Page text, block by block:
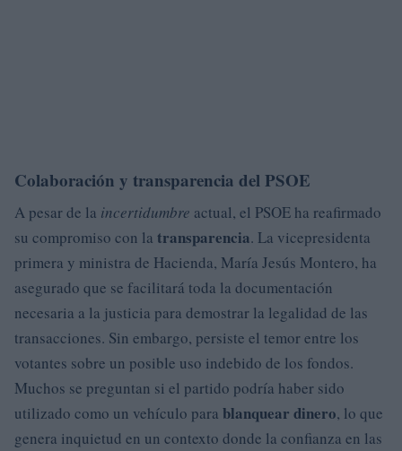
Colaboración y transparencia del PSOE
A pesar de la incertidumbre actual, el PSOE ha reafirmado
su compromiso con la transparencia. La vicepresidenta
primera y ministra de Hacienda, María Jesús Montero, ha
asegurado que se facilitará toda la documentación
necesaria a la justicia para demostrar la legalidad de las
transacciones. Sin embargo, persiste el temor entre los
votantes sobre un posible uso indebido de los fondos.
Muchos se preguntan si el partido podría haber sido
utilizado como un vehículo para blanquear dinero, lo que
genera inquietud en un contexto donde la confianza en las